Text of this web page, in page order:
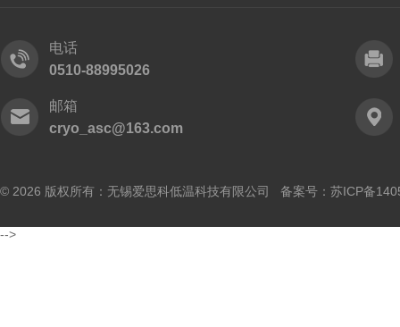
电话
0510-88995026
邮箱
cryo_asc@163.com
© 2026 版权所有：无锡爱思科低温科技有限公司 备案号： 苏ICP备
-->